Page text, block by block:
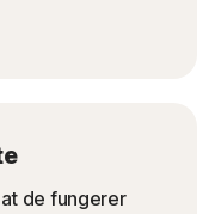
de fungerer